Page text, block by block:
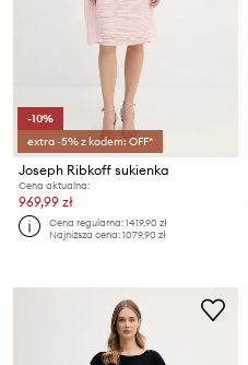
-10%
extra -5% z kodem: OFF*
Joseph Ribkoff sukienka
Cena aktualna:
969,99 zł
Cena regularna:1419,90 zł
Najniższa cena:1079,90 zł